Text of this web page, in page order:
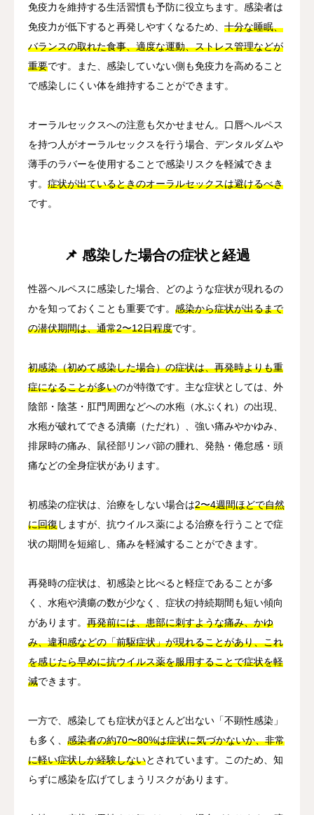
免疫力を維持する生活習慣も予防に役立ちます。感染者は
免疫力が低下すると再発しやすくなるため、 十分な睡眠、
バランスの取れた食事、適度な運動、ストレス管理などが
重要です。また、感染していない側も免疫力を高めること
で感染しにくい体を維持することができます。
オーラルセックスへの注意も欠かせません。口唇ヘルペス
を持つ人がオーラルセックスを行う場合、デンタルダムや
薄手のラバーを使用することで感染リスクを軽減できま
す。 症状が出ているときのオーラルセックスは避けるべき
です。
📌 感染した場合の症状と経過
性器ヘルペスに感染した場合、どのような症状が現れるの
かを知っておくことも重要です。 感染から症状が出るまで
の潜伏期間は、通常2〜12日程度です。
初感染（初めて感染した場合）の症状は、再発時よりも重
症になることが多いのが特徴です。主な症状としては、外
陰部・陰茎・肛門周囲などへの水疱（水ぶくれ）の出現、
水疱が破れてできる潰瘍（ただれ）、強い痛みやかゆみ、
排尿時の痛み、鼠径部リンパ節の腫れ、発熱・倦怠感・頭
痛などの全身症状があります。
初感染の症状は、治療をしない場合は2〜4週間ほどで自然
に回復しますが、抗ウイルス薬による治療を行うことで症
状の期間を短縮し、痛みを軽減することができます。
再発時の症状は、初感染と比べると軽症であることが多
く、水疱や潰瘍の数が少なく、症状の持続期間も短い傾向
があります。 再発前には、患部に刺すような痛み、かゆ
み、違和感などの「前駆症状」が現れることがあり、これ
を感じたら早めに抗ウイルス薬を服用することで症状を軽
減できます。
一方で、感染しても症状がほとんど出ない「不顕性感染」
も多く、 感染者の約70〜80%は症状に気づかないか、非常
に軽い症状しか経験しないとされています。このため、知
らずに感染を広げてしまうリスクがあります。